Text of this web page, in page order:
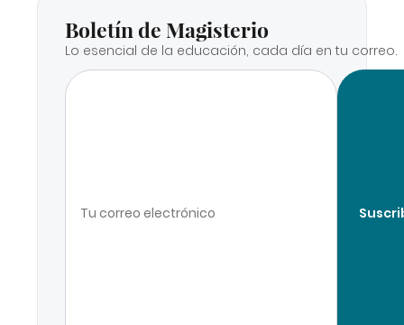
Boletín de Magisterio
Lo esencial de la educación, cada día en tu correo.